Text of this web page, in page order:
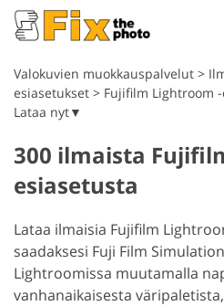
Valokuvien muokkauspalvelut >
esiasetukset > Fujifilm Lightroom
Lataa nyt▼
300 ilmaista
esiasetusta
Lataa ilmaisia Fujifilm
saadaksesi Fuji Film
Lightroomissa muutamalla
vanhanaikaisesta